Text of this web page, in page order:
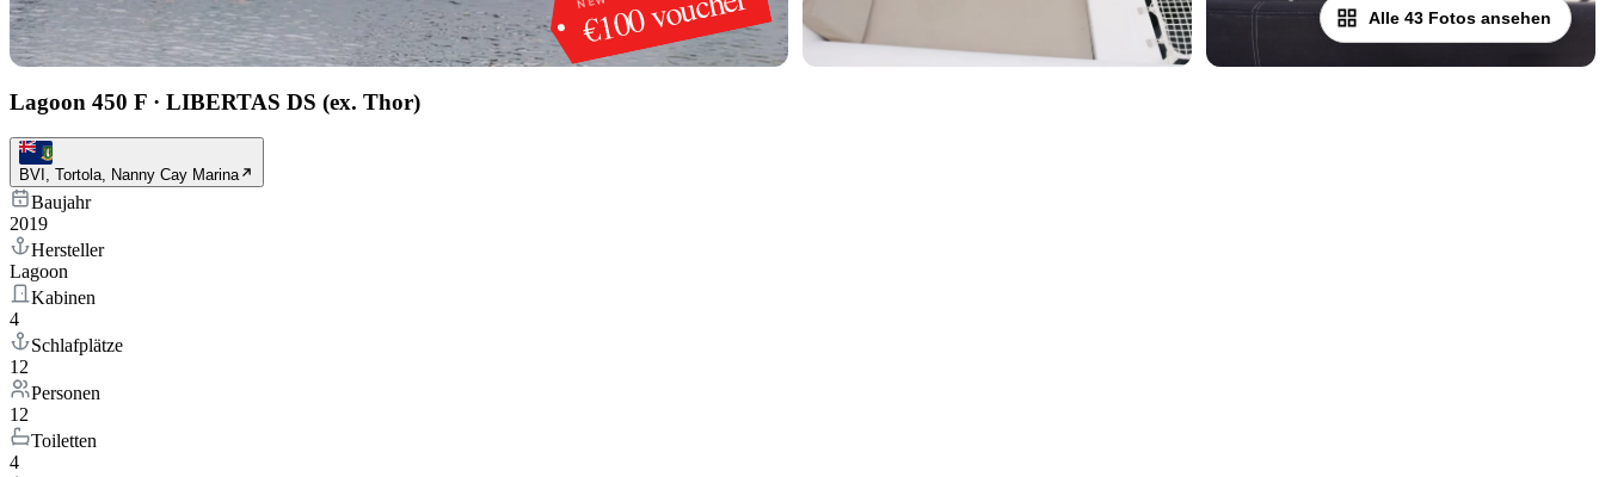
Alle 43 Fotos ansehen
Lagoon 450 F · LIBERTAS DS (ex. Thor)
BVI, Tortola, Nanny Cay Marina
Baujahr
2019
Hersteller
Lagoon
Kabinen
4
Schlafplätze
12
Personen
12
Toiletten
4